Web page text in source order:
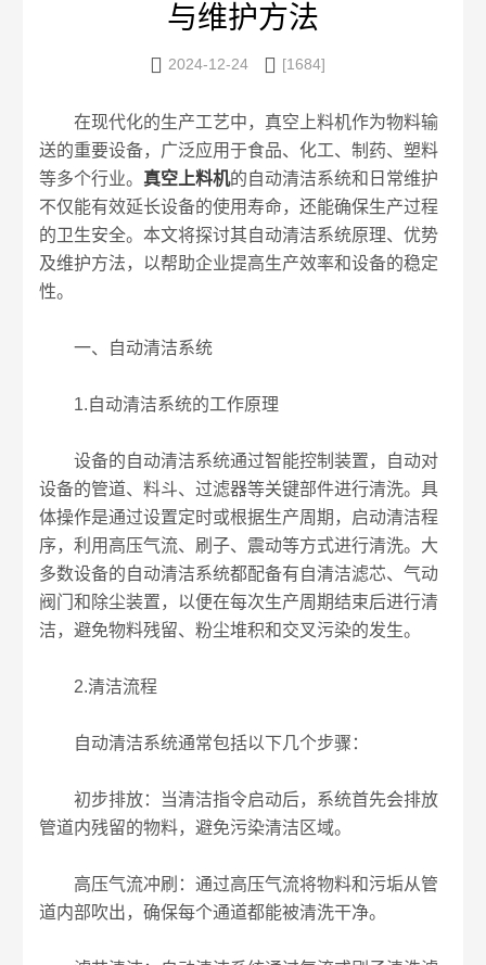
与维护方法
 2024-12-24  [1684]
在现代化的生产工艺中，真空上料机作为物料输
送的重要设备，广泛应用于食品、化工、制药、塑料
等多个行业。 真空上料机的自动清洁系统和日常维护
不仅能有效延长设备的使用寿命，还能确保生产过程
的卫生安全。本文将探讨其自动清洁系统原理、优势
及维护方法，以帮助企业提高生产效率和设备的稳定
性。
一、自动清洁系统
1.自动清洁系统的工作原理
设备的自动清洁系统通过智能控制装置，自动对
设备的管道、料斗、过滤器等关键部件进行清洗。具
体操作是通过设置定时或根据生产周期，启动清洁程
序，利用高压气流、刷子、震动等方式进行清洗。大
多数设备的自动清洁系统都配备有自清洁滤芯、气动
阀门和除尘装置，以便在每次生产周期结束后进行清
洁，避免物料残留、粉尘堆积和交叉污染的发生。
2.清洁流程
自动清洁系统通常包括以下几个步骤：
初步排放：当清洁指令启动后，系统首先会排放
管道内残留的物料，避免污染清洁区域。
高压气流冲刷：通过高压气流将物料和污垢从管
道内部吹出，确保每个通道都能被清洗干净。